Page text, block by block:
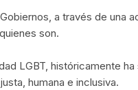
a través de una
son.
LGBT, históricamente
humana e inclusiva.